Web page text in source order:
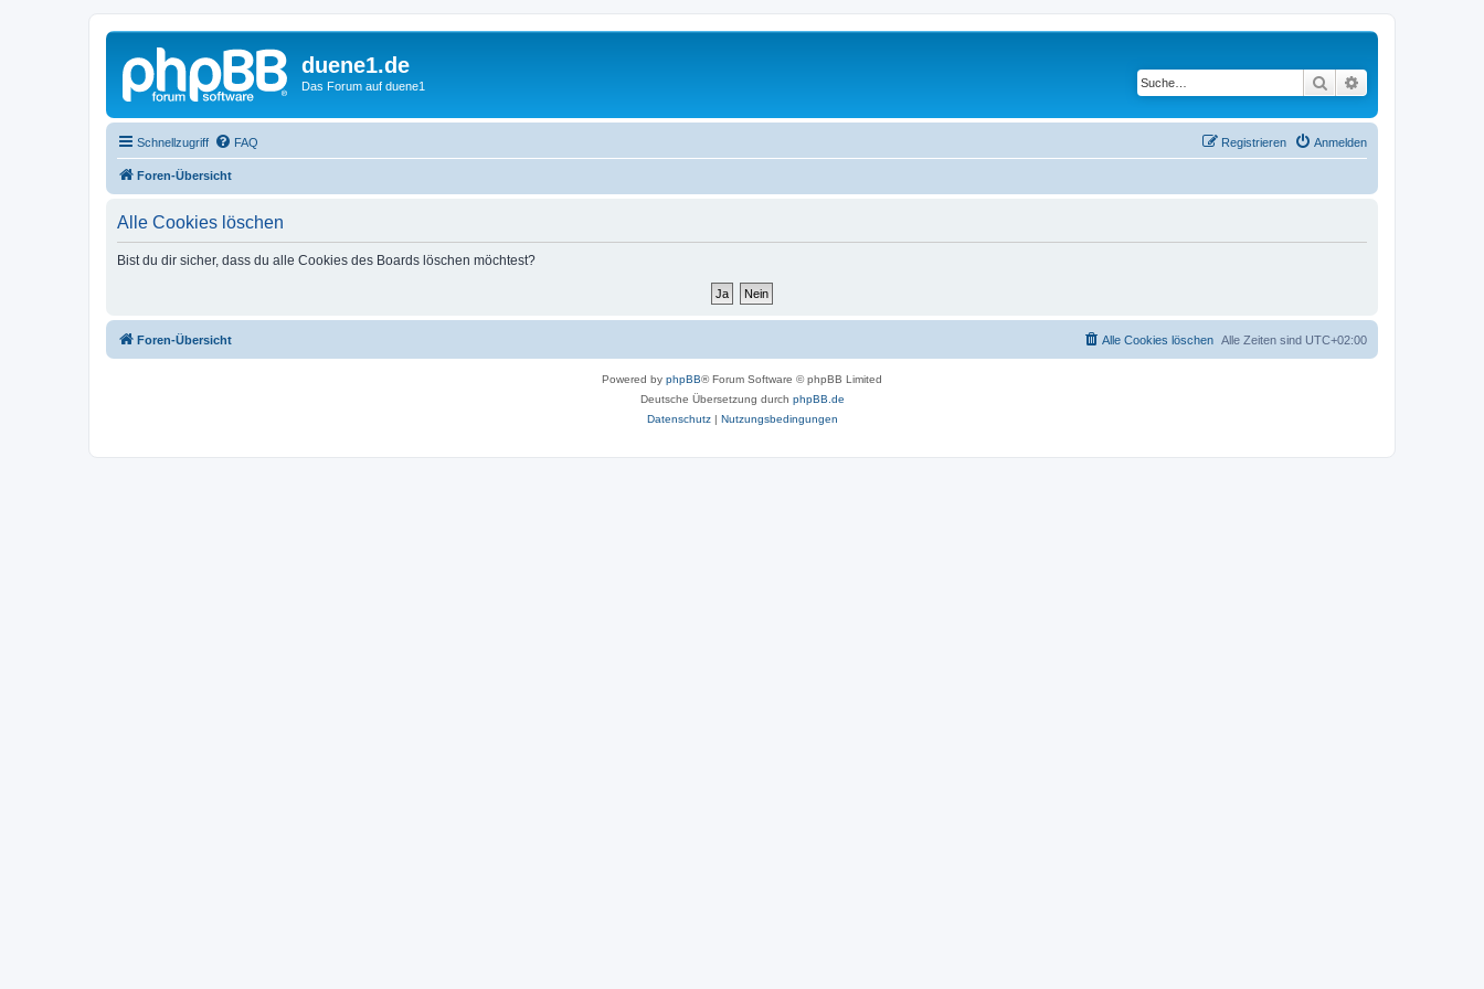
duene1.de
Das Forum auf duene1 Suche
Schnellzugriff FAQ Anmelden
Registrieren
Foren-Übersicht
Alle Cookies löschen
Bist du dir sicher, dass du alle Cookies des Boards löschen möchtest?
Foren-Übersicht Alle Zeiten sind UTC+02:00
Alle Cookies löschen
Powered by phpBB® Forum Software © phpBB Limited
Deutsche Übersetzung durch phpBB.de
Datenschutz| Nutzungsbedingungen